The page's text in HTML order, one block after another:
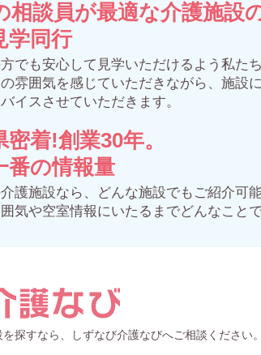
相談員が最適な介護施設
学同行
でも安心して見学いただけるよう私たち
雰囲気を感じていただきながら、施設
イスさせていただきます。
密着!創業30年。
番の情報量
護施設なら、どんな施設でもご紹介可
気や空室情報にいたるまでどんなこと
探すなら、しずなび介護なびへご相談ください。